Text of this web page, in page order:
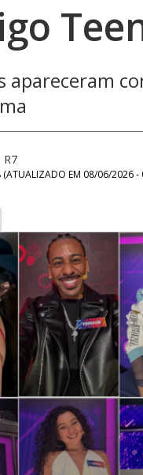
apareceram
R7
(ATUALIZADO EM 08/06/2026 -